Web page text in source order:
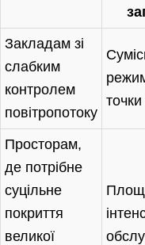
Закладам зі
слабким
контролем
повітропотоку
Просторам,
де потрібне
суцільне
покриття
великої